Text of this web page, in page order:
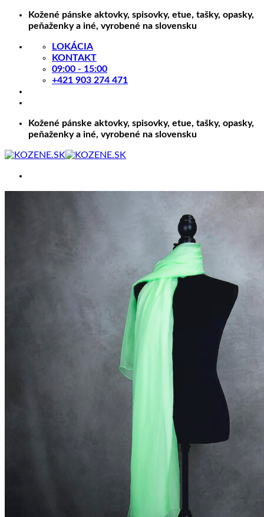
Skip
Kožené pánske aktovky, spisovky, etue, tašky, opasky,
peňaženky a iné, vyrobené na slovensku
LOKÁCIA
KONTAKT
09:00 - 15:00
+421 903 274 471
Kožené pánske aktovky, spisovky, etue, tašky, opasky,
peňaženky a iné, vyrobené na slovensku
Kožené opasky a remene
Kožené opasky s brzdou
Automatické opasky 3cm
Automatické opasky 3.5cm
Klasické kožené opasky
Klasické kožené opasky – Limited
Kožené opasky viazané šatkou
Automatické kovové pracky
Automatické kožené remene
Brzdové kovové pracky
Brzdové kožené remene
Klasické kovové pracky
Klasické kožené remene
Dámske kabelky
Dámske ruksaky
Dámske peňaženky
Kožené púzdra na karty